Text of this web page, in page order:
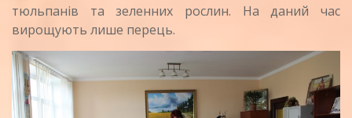
тюльпанів та зеленних рослин. На даний час
вирощують лише перець.